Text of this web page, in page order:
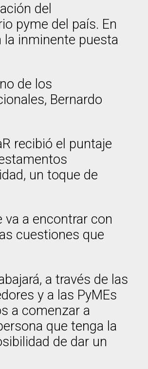
del
pyme del país. En
la inminente puesta
de los
Bernardo
recibió el puntaje
un toque de
va a encontrar con
cuestiones que
a través de las
y a las PyMEs
a comenzar a
que tenga la
de dar un